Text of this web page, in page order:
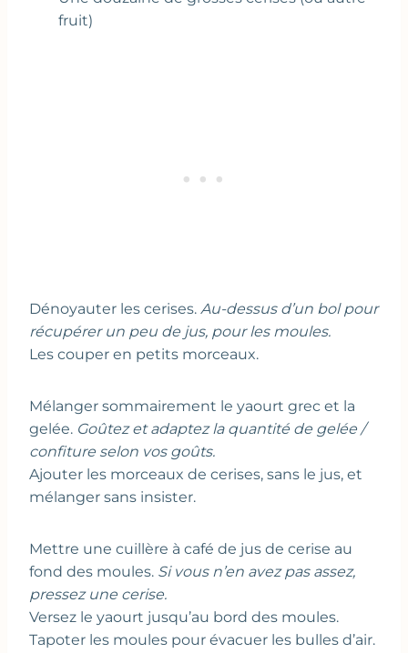
fruit)
Dénoyauter les cerises. Au-dessus d’un bol pour
récupérer un peu de jus, pour les moules.
Les couper en petits morceaux.
Mélanger sommairement le yaourt grec et la
gelée. Goûtez et adaptez la quantité de gelée /
confiture selon vos goûts.
Ajouter les morceaux de cerises, sans le jus, et
mélanger sans insister.
Mettre une cuillère à café de jus de cerise au
fond des moules. Si vous n’en avez pas assez,
pressez une cerise.
Versez le yaourt jusqu’au bord des moules.
Tapoter les moules pour évacuer les bulles d’air.